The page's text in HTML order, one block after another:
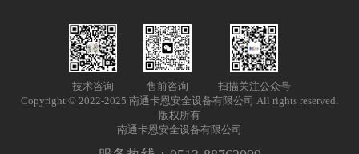
技术咨询 售前咨询
扫描关注公众号
Copyright © 2022-2025 南通卡恩安全设备有限公司 All rights reserved.
版权所有
南通卡恩安全设备有限公司